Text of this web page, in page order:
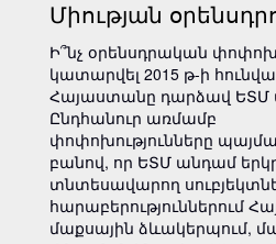
Միության
Ի՞նչ օրենսդրական
կատարվել 2015 թ-ի
Հայաստանը դարձավ ԵՏՄ
Ընդհանուր առմամբ
փոփոխությունները
բանով, որ ԵՏՄ անդամ
տնտեսավարող
հարաբերություններում
մաքսային ձևակերպում,